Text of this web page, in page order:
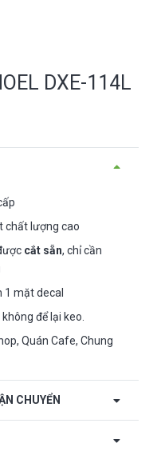
DXE-114L
chất lượng cao
cắt sẵn, chỉ cần
1 mặt decal
để lại keo.
Quán Cafe, Chung
CHUYỂN